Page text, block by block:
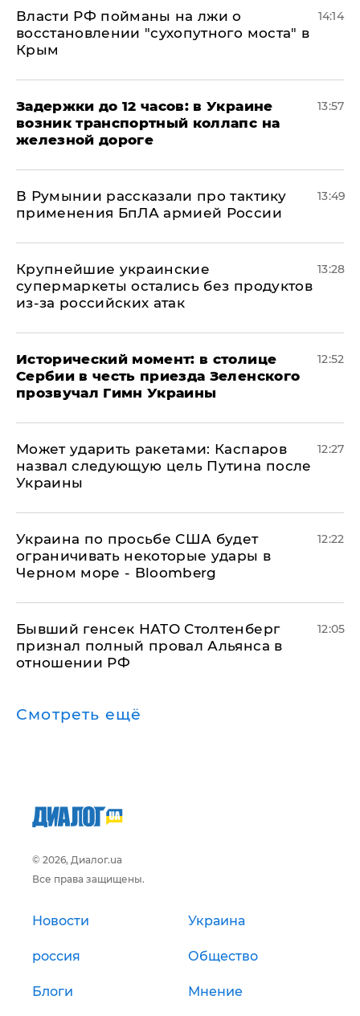
Власти РФ пойманы на лжи о
восстановлении "сухопутного моста" в
Крым
14:14
Задержки до 12 часов: в Украине
возник транспортный коллапс на
железной дороге
13:57
В Румынии рассказали про тактику
применения БпЛА армией России
13:49
Крупнейшие украинские
супермаркеты остались без продуктов
из-за российских атак
13:28
Исторический момент: в столице
Сербии в честь приезда Зеленского
прозвучал Гимн Украины
12:52
Может ударить ракетами: Каспаров
назвал следующую цель Путина после
Украины
12:27
Украина по просьбе США будет
ограничивать некоторые удары в
Черном море - Bloomberg
12:22
Бывший генсек НАТО Столтенберг
признал полный провал Альянса в
отношении РФ
12:05
Смотреть ещё
© 2026, Диалог.ua
Все права защищены.
Новости Украина
россия Общество
Блоги Мнение